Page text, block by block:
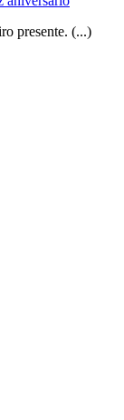
presente. (...)